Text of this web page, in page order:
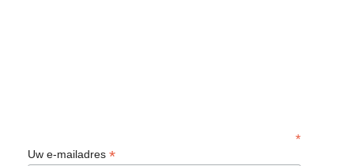
*
Uw e-mailadres *